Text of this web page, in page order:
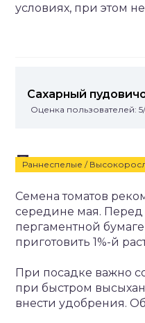
условиях, при этом
Раннеспелые /
Сахарный
Оценка пользователей:
Посадка и
Семена томатов
середине мая. Перед
пергаментной
приготовить 1%-й
При посадке важно
при быстром
внести удобрения.